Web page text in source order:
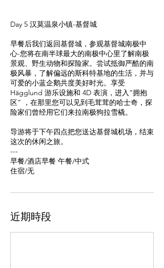
Day 5 汉莫温泉小镇-基督城
早餐后我们返回基督城，参观基督城南极中
心-您将在南半球最大的南极中心里了解南极
景观、野生动物和探险家。尝试抵御严酷的南
极风暴，了解偏远的斯科特基地的生活，并与
可爱的小蓝企鹅共度美好时光。享受
Hägglund 游乐设施和 4D 表演，进入“拥抱
区” ，在那里您可以见到毛茸茸的哈士奇，探
险家们曾经用它们来拉南极狗拉雪橇。
导游将于下午四点把您送达基督城机场，结束
这次的休闲之旅。
---
早餐/酒店早餐 午餐/中式
住宿/无
近期時段